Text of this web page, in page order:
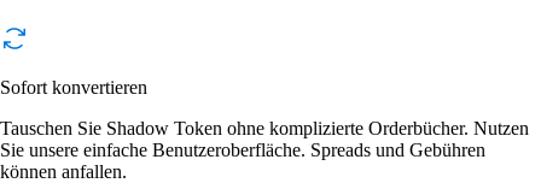
Sofort konvertieren
Tauschen Sie Shadow Token ohne komplizierte Orderbücher. Nutzen
Sie unsere einfache Benutzeroberfläche. Spreads und Gebühren
können anfallen.